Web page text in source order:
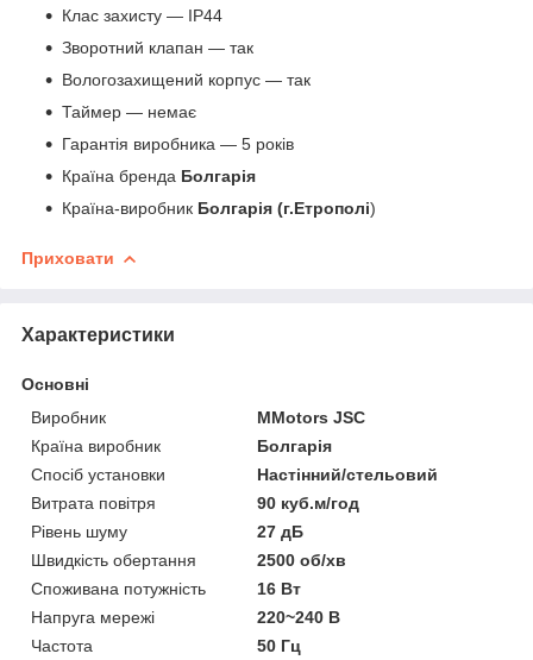
Клас захисту — IP44
Зворотний клапан — так
Вологозахищений корпус — так
Таймер — немає
Гарантія виробника — 5 років
Країна бренда Болгарія
Країна-виробник Болгарія (г.Етрополі)
Приховати
Характеристики
Основні
Виробник
MMotors JSC
Країна виробник
Болгарія
Спосіб установки
Настінний/стельовий
Витрата повітря
90 куб.м/год
Рівень шуму
27 дБ
Швидкість обертання
2500 об/хв
Споживана потужність
16 Вт
Напруга мережі
220~240 В
Частота
50 Гц